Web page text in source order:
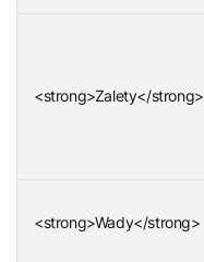
<strong>Zalety</strong>
<strong>Wady</strong>